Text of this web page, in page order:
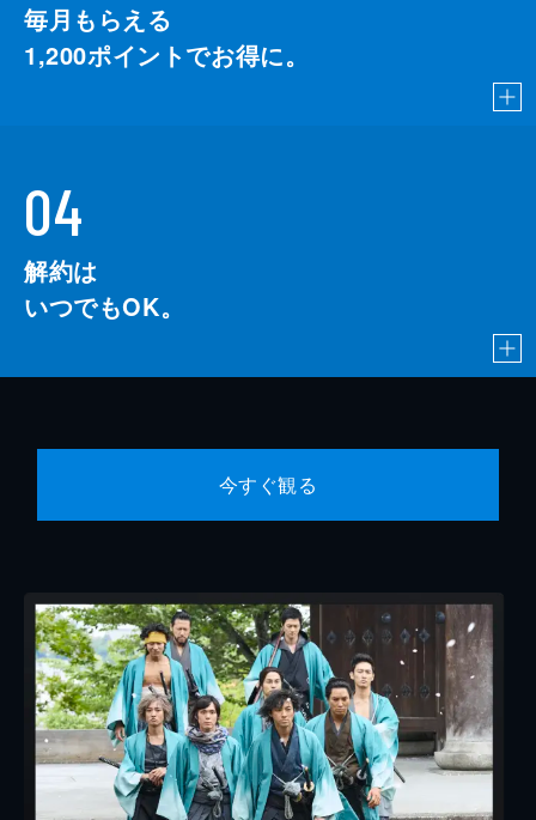
毎月もらえる
1,200ポイントでお得に。
04
解約は
いつでもOK。
今すぐ観る